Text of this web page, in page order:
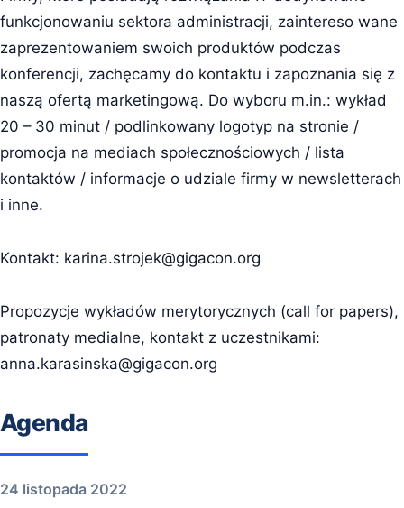
funkcjonowaniu sektora administracji, zaintereso wane
zaprezentowaniem swoich produktów podczas
konferencji, zachęcamy do kontaktu i zapoznania się z
naszą ofertą marketingową. Do wyboru m.in.: wykład
20 – 30 minut / podlinkowany logotyp na stronie /
promocja na mediach społecznościowych / lista
kontaktów / informacje o udziale firmy w newsletterach
i inne.
Kontakt: karina.strojek@gigacon.org
Propozycje wykładów merytorycznych (call for papers),
patronaty medialne, kontakt z uczestnikami:
anna.karasinska@gigacon.org
Agenda
24 listopada 2022